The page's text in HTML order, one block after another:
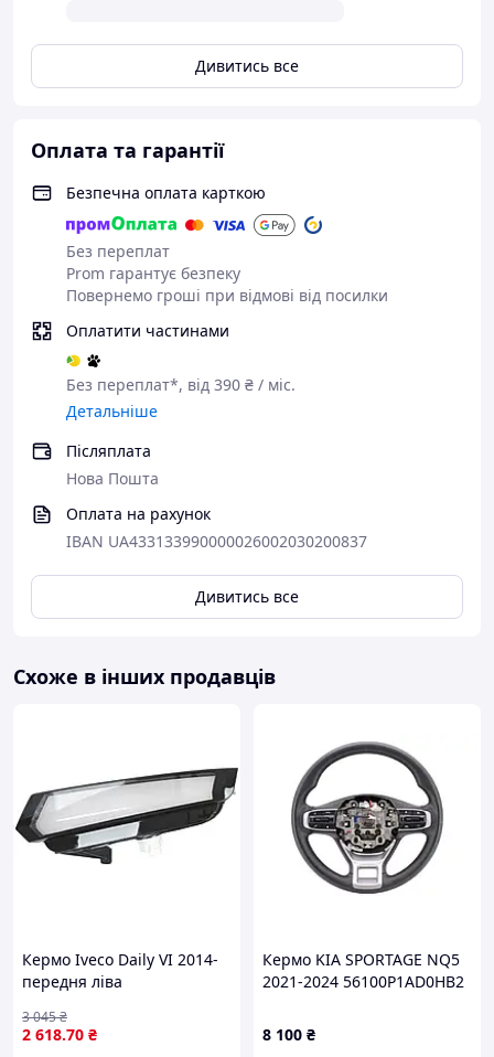
Дивитись все
Оплата та гарантії
Безпечна оплата карткою
Без переплат
Prom гарантує безпеку
Повернемо гроші при відмові від посилки
Оплатити частинами
Без переплат*, від 390 ₴ / міс.
Детальніше
Післяплата
Нова Пошта
Оплата на рахунок
IBAN UA433133990000026002030200837
Дивитись все
Схоже в інших продавців
Кермо Iveco Daily VI 2014-
передня ліва
2 618.70 ₴
3 045₴
Кермо KIA SPORTAGE NQ5
2021-2024 56100P1AD0HB2
8 100 ₴